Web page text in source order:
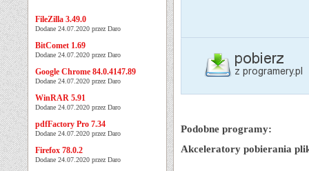
FileZilla 3.49.0
Dodane 24.07.2020 przez Daro
BitComet 1.69
Dodane 24.07.2020 przez Daro
Google Chrome 84.0.4147.89
Dodane 24.07.2020 przez Daro
WinRAR 5.91
Dodane 24.07.2020 przez Daro
pdfFactory Pro 7.34
Dodane 24.07.2020 przez Daro
Firefox 78.0.2
Dodane 24.07.2020 przez Daro
Podobne programy:
Akceleratory pobierania